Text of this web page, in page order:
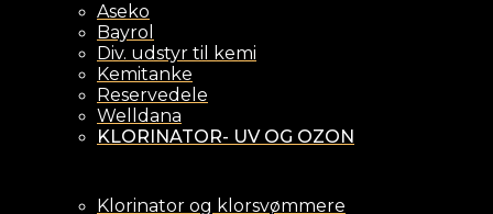
Aseko
Bayrol
Div. udstyr til kemi
Kemitanke
Reservedele
Welldana
KLORINATOR- UV OG OZON
Klorinator og klorsvømmere